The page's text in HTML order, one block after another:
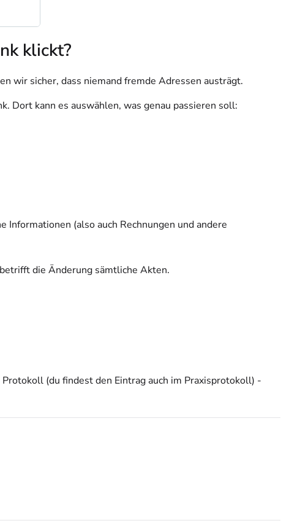
klickt?
wir sicher, dass niemand fremde Adressen austrägt.
Dort kann es auswählen, was genau passieren soll:
(also auch Rechnungen und andere
die Änderung sämtliche Akten.
(du findest den Eintrag auch im Praxisprotokoll) -